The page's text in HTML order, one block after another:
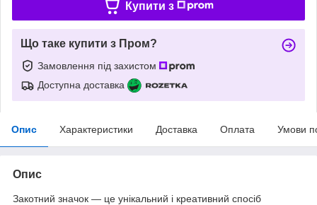
Купити з
Що таке купити з Пром?
Замовлення під захистом
Доступна доставка
Опис Характеристики Доставка Оплата Умови
Опис
Закотний значок — це унікальний і креативний спосіб